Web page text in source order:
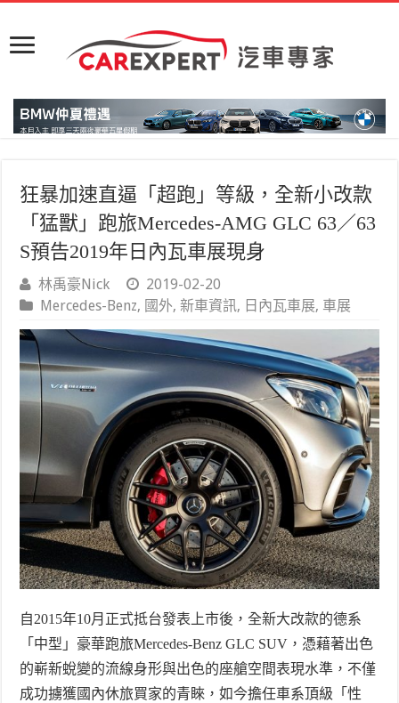
狂暴加速直逼「超跑」等級，全新小改款
「猛獸」跑旅Mercedes-AMG GLC 63／63
S預告2019年日內瓦車展現身
林禹豪Nick
2019-02-20
Mercedes-Benz, 國外,新車資訊, 日內瓦車展, 車展
自2015年10月正式抵台發表上市後，全新大改款的德系
「中型」豪華跑旅Mercedes-Benz GLC SUV ，憑藉著出色
的嶄新蛻變的流線身形與出色的座艙空間表現水準，不僅
成功擄獲國內休旅買家的青睞，如今擔任車系頂級「性